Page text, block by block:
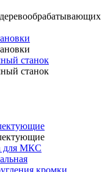
станок
станок
для МКС
кромки